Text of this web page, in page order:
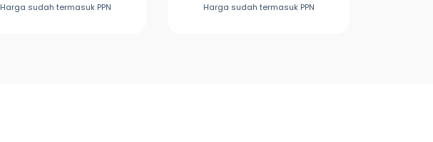
Harga sudah termasuk PPN Harga sudah termasuk PPN